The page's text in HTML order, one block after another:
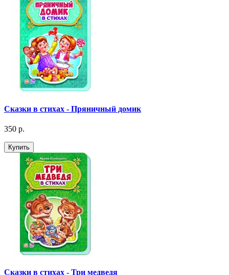
Сказки в стихах - Пряничный домик
350 р.
Купить
Сказки в стихах - Три медведя